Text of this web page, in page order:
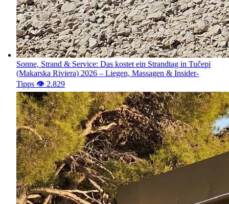
Sonne, Strand & Service: Das kostet ein Strandtag in Tučepi
(Makarska Riviera) 2026 – Liegen, Massagen & Insider-
Tipps 👁️ 2.829